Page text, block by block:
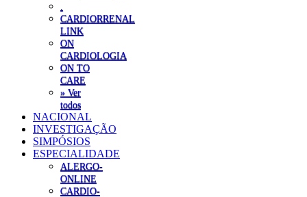
CARDIORRENAL
LINK
ON
CARDIOLOGIA
ON TO
CARE
» Ver
todos
NACIONAL
INVESTIGAÇÃO
SIMPÓSIOS
ESPECIALIDADE
ALERGO-
ONLINE
CARDIO-